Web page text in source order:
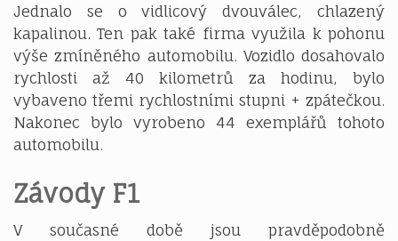
Jednalo se o vidlicový dvouválec, chlazený
kapalinou. Ten pak také firma využila k pohonu
výše zmíněného automobilu. Vozidlo dosahovalo
rychlosti až 40 kilometrů za hodinu, bylo
vybaveno třemi rychlostními stupni + zpátečkou.
Nakonec bylo vyrobeno 44 exemplářů tohoto
automobilu.
Závody F1
V současné době jsou pravděpodobně